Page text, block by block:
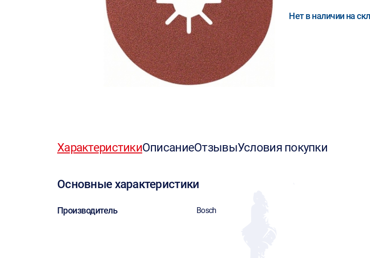
Нет в наличии на
ХарактеристикиОписаниеОтзывыУсловия покупки
Основные характеристики
Производитель Bosch